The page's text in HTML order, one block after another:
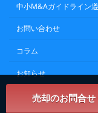
中小M&Aガイドライン
お問い合わせ
コラム
お知らせ
Copyright © 不動産
売却のお問合せ